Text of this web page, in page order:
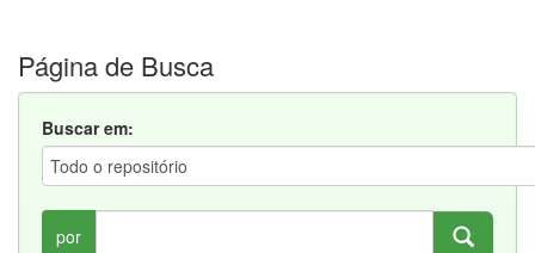
Página de Busca
Buscar em:
por